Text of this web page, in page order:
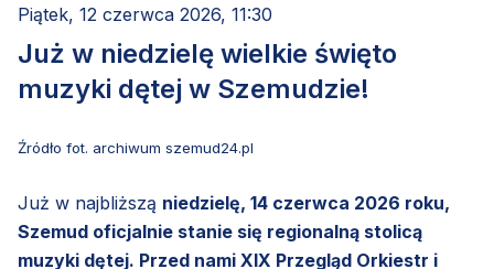
Piątek, 12 czerwca 2026, 11:30
Już w niedzielę wielkie święto
muzyki dętej w Szemudzie!
Źródło fot. archiwum szemud24.pl
Już w najbliższą niedzielę, 14 czerwca 2026 roku,
Szemud oficjalnie stanie się regionalną stolicą
muzyki dętej. Przed nami XIX Przegląd Orkiestr i